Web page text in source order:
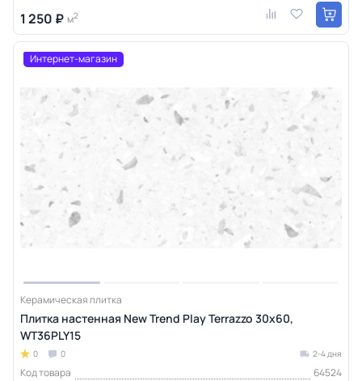
1 250 ₽ м2
Интернет-магазин
Керамическая плитка
Плитка настенная New Trend Play Terrazzo 30х60,
WT36PLY15
0 0 2-4 дня
Код товара
64524